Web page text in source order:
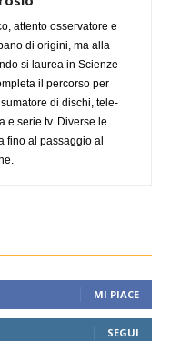
attento osservatore e
di origini, ma alla
si laurea in Scienze
il percorso per
di dischi, tele-
e serie tv. Diverse le
fino al passaggio al
MI PIACE
SEGUI